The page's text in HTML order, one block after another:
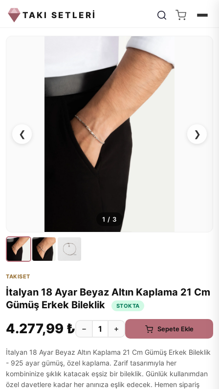
TAKI SETLERİ
❮ ❯
1 / 3
TAKISET
İtalyan 18 Ayar Beyaz Altın Kaplama 21 Cm
Gümüş Erkek Bileklik
STOKTA
4.277,99 ₺ − + Sepete Ekle
İtalyan 18 Ayar Beyaz Altın Kaplama 21 Cm Gümüş Erkek Bileklik
- 925 ayar gümüş, özel kaplama. Zarif tasarımıyla her
kombininize şıklık katacak eşsiz bir bileklik. Günlük kullanımdan
özel davetlere kadar her anınıza eşlik edecek. Hemen sipariş